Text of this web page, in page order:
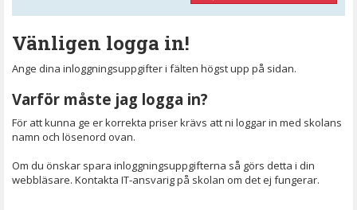
Vänligen logga in!
Ange dina inloggningsuppgifter i fälten högst upp på sidan.
Varför måste jag logga in?
För att kunna ge er korrekta priser krävs att ni loggar in med skolans
namn och lösenord ovan.
Om du önskar spara inloggningsuppgifterna så görs detta i din
webbläsare. Kontakta IT-ansvarig på skolan om det ej fungerar.